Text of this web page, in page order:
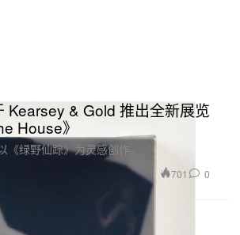
Kearsey & Gold 推出全新展览
House》
绿野仙踪》为灵感创作。
701 0